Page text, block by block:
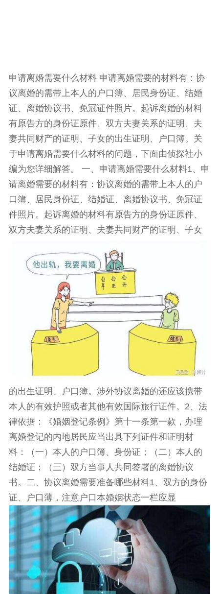
申请离婚需要什么材料 申请离婚需要的材料有：协
议离婚的需带上本人的户口簿、居民身份证、结婚
证、离婚协议书、免冠证件照片。起诉离婚的材料
有原告方的身份证原件、双方夫妻关系的证明、夫
妻共同财产的证明、子女的出生证明、户口簿。关
于申请离婚需要什么材料的问题，下面由侦探社小
编为您详细解答。 一、申请离婚需要什么材料1、申
请离婚需要的材料有：协议离婚的需带上本人的户
口簿、居民身份证、结婚证、离婚协议书、免冠证
件照片。起诉离婚的材料有原告方的身份证原件、
双方夫妻关系的证明、夫妻共同财产的证明、子女
的出生证明、户口簿。涉外协议离婚的还应该携带
本人的有效护照或者其他有效国际旅行证件。2、法
律依据：《婚姻登记条例》第十一条第一款，办理
离婚登记的内地居民应当出具下列证件和证明材
料：（一）本人的户口簿、身份证；（二）本人的
结婚证；（三）双方当事人共同签署的离婚协议
书。二、协议离婚需要准备哪些材料1、双方的身份
证、户口薄，注意户口本婚姻状态一栏应显